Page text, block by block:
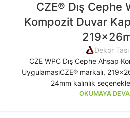
CZE® Dış Cephe
Kompozit Duvar
Dekor Taşı
CZE WPC Dış Cephe Ahşap
UygulamasıCZE® markalı,
24mm kalınlık
OKUMAYA